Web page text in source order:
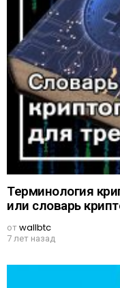
Терминология
или словарь
отwallbtc
7 лет назад